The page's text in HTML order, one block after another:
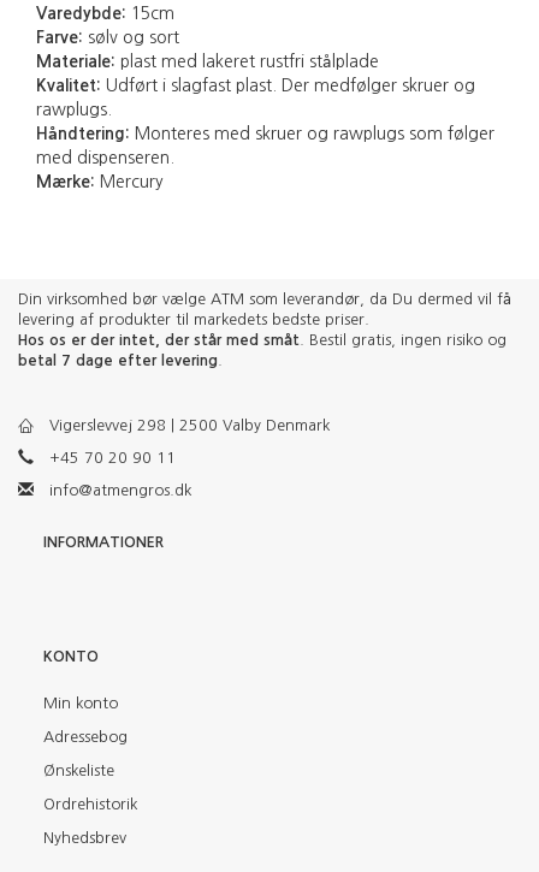
Varedybde: 15cm
Farve: sølv og sort
Materiale: plast med lakeret rustfri stålplade
Kvalitet: Udført i slagfast plast. Der medfølger skruer og
rawplugs.
Håndtering: Monteres med skruer og rawplugs som følger
med dispenseren.
Mærke: Mercury
Din virksomhed bør vælge ATM som leverandør, da Du dermed vil få
levering af produkter til markedets bedste priser.
Hos os er der intet, der står med småt . Bestil gratis, ingen risiko og
betal 7 dage efter levering
Vigerslevvej 298 | 2500 Valby Denmark
+45 70 20 90 11
info@atmengros.dk
INFORMATIONER
KONTO
Min konto
Adressebog
Ønskeliste
Ordrehistorik
Nyhedsbrev